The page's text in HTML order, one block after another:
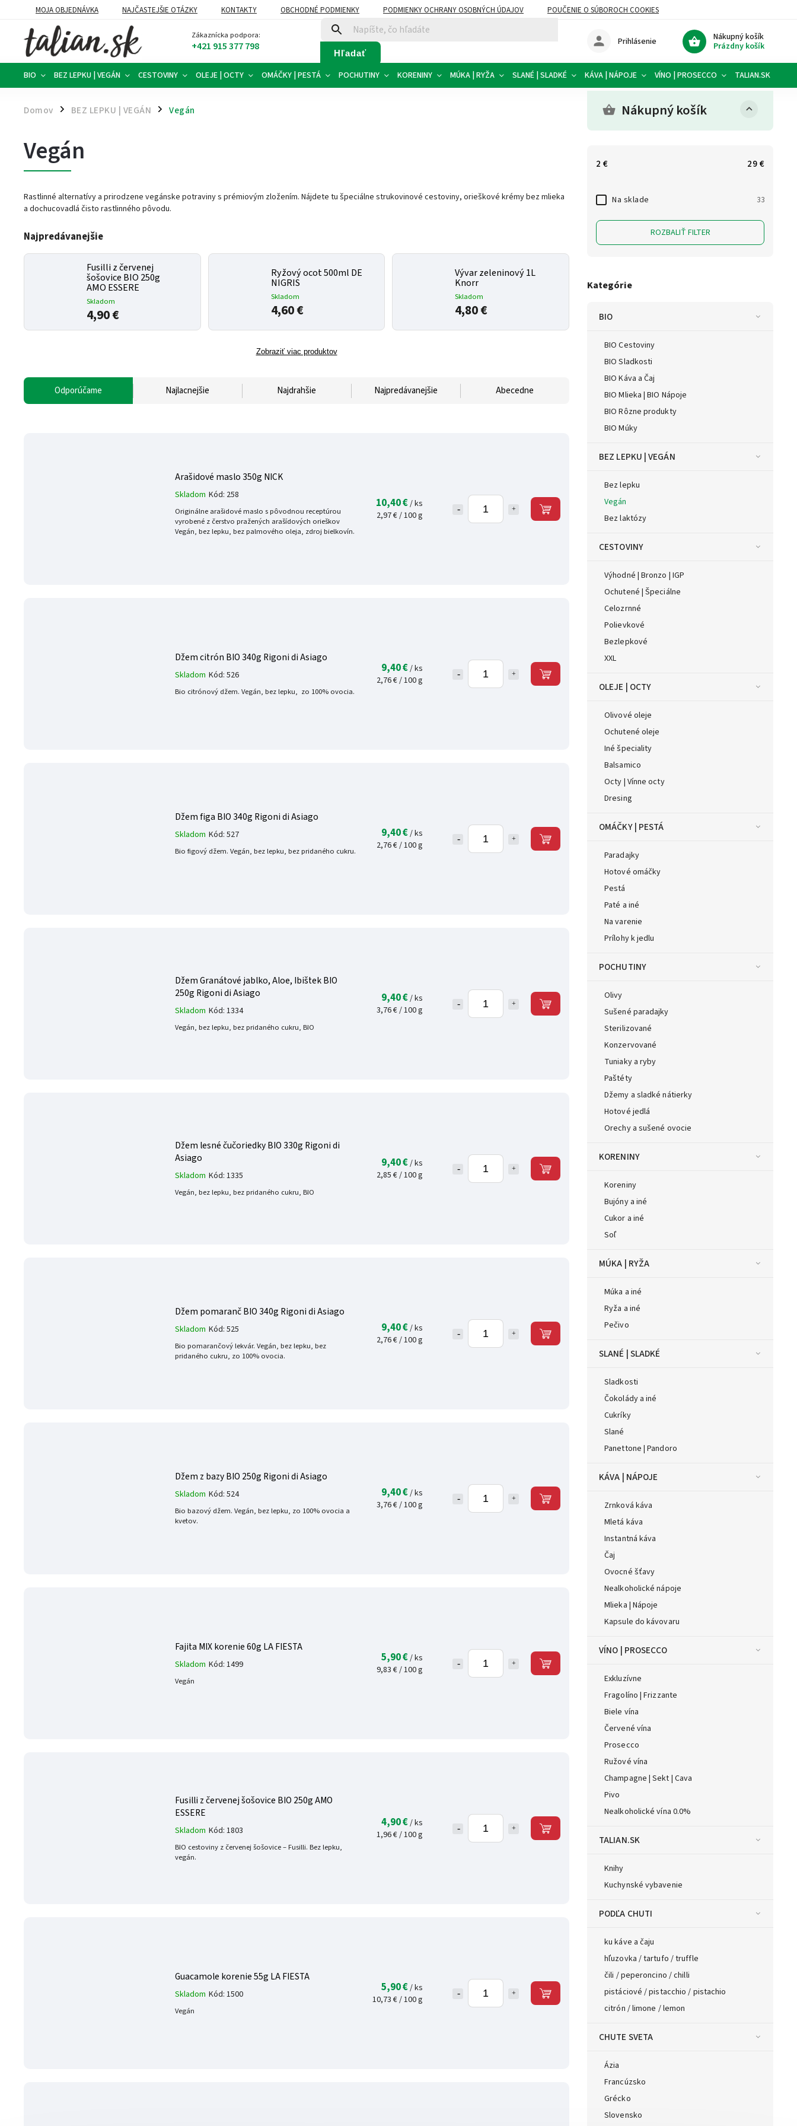
MOJA OBJEDNÁVKA NAJČASTEJŠIE OTÁZKY KONTAKTY OBCHODNÉ PODMIENKY PODMIENKY OCHRANY OSOBNÝCH ÚDAJOV
POUČENIE O SÚBOROCH COOKIES
FORMULÁR NA ODSTÚPENIE OD ZMLUVY
Zákaznícka podpora:
+421 915 377 798 Hľadať
Nákupný košík
Prázdny košík
Prihlásenie
BIO BEZ LEPKU | VEGÁN CESTOVINY OLEJE | OCTY OMÁČKY | PESTÁ POCHUTINY KORENINY MÚKA | RYŽA SLANÉ | SLADKÉ KÁVA | NÁPOJE VÍNO | PROSECCO TALIAN.SK
Domov / BEZ LEPKU | VEGÁN / Vegán Nákupný košík
2 € 29€
Na sklade 33
ROZBALIŤ FILTER
Kategórie
BIO
BIO Cestoviny
BIO Sladkosti
BIO Káva a Čaj
BIO Mlieka | BIO Nápoje
BIO Rôzne produkty
BIO Múky
BEZ LEPKU | VEGÁN
Bez lepku
Vegán
Bez laktózy
CESTOVINY
Výhodné | Bronzo | IGP
Ochutené | Špeciálne
Celozrnné
Polievkové
Bezlepkové
XXL
OLEJE | OCTY
Olivové oleje
Ochutené oleje
Iné špeciality
Balsamico
Octy | Vínne octy
Dresing
OMÁČKY | PESTÁ
Paradajky
Hotové omáčky
Pestá
Paté a iné
Na varenie
Prílohy k jedlu
POCHUTINY
Olivy
Sušené paradajky
Sterilizované
Konzervované
Tuniaky a ryby
Paštéty
Džemy a sladké nátierky
Hotové jedlá
Orechy a sušené ovocie
KORENINY
Koreniny
Bujóny a iné
Cukor a iné
Soľ
MÚKA | RYŽA
Múka a iné
Ryža a iné
Pečivo
SLANÉ | SLADKÉ
Sladkosti
Čokolády a iné
Cukríky
Slané
Panettone | Pandoro
KÁVA | NÁPOJE
Zrnková káva
Mletá káva
Instantná káva
Čaj
Ovocné šťavy
Nealkoholické nápoje
Mlieka | Nápoje
Kapsule do kávovaru
VÍNO | PROSECCO
Exkluzívne
Fragolíno | Frizzante
Biele vína
Červené vína
Prosecco
Ružové vína
Champagne | Sekt | Cava
Pivo
Nealkoholické vína 0.0%
TALIAN.SK
Knihy
Kuchynské vybavenie
PODĽA CHUTI
ku káve a čaju
hľuzovka / tartufo / truffle
čili / peperoncino / chilli
pistáciové / pistacchio / pistachio
citrón / limone / lemon
CHUTE SVETA
Ázia
Francúzsko
Grécko
Slovensko
Vegán
Rastlinné alternatívy a prirodzene vegánske potraviny s prémiovým zložením. Nájdete tu špeciálne strukovinové cestoviny, orieškové krémy bez mlieka
a dochucovadlá čisto rastlinného pôvodu.
Najpredávanejšie
Fusilli z červenej
šošovice BIO 250g
AMO ESSERE
Skladom
4,90 €
Ryžový ocot 500ml DE
NIGRIS
Skladom
4,60 €
Vývar zeleninový 1L
Knorr
Skladom
4,80 €
Zobraziť viac produktov
Odporúčame Najlacnejšie Najdrahšie Najpredávanejšie Abecedne
Arašidové maslo 350g NICK
Skladom Kód: 258
Originálne arašidové maslo s pôvodnou receptúrou
vyrobené z čerstvo pražených arašídových orieškov
Vegán, bez lepku, bez palmového oleja, zdroj bielkovín.
10,40 €/ ks
2,97 € / 100 g
Džem citrón BIO 340g Rigoni di Asiago
Skladom Kód: 526
Bio citrónový džem. Vegán, bez lepku, zo 100% ovocia.
9,40 €/ ks
2,76 € / 100 g
Džem figa BIO 340g Rigoni di Asiago
Skladom Kód: 527
Bio figový džem. Vegán, bez lepku, bez pridaného cukru.
9,40 €/ ks
2,76 € / 100 g
Džem Granátové jablko, Aloe, Ibištek BIO
250g Rigoni di Asiago
Skladom Kód: 1334
Vegán, bez lepku, bez pridaného cukru, BIO
9,40 €/ ks
3,76 € / 100 g
Džem lesné čučoriedky BIO 330g Rigoni di
Asiago
Skladom Kód: 1335
Vegán, bez lepku, bez pridaného cukru, BIO
9,40 €/ ks
2,85 € / 100 g
Džem pomaranč BIO 340g Rigoni di Asiago
Skladom Kód: 525
Bio pomarančový lekvár. Vegán, bez lepku, bez
pridaného cukru, zo 100% ovocia.
9,40 €/ ks
2,76 € / 100 g
Džem z bazy BIO 250g Rigoni di Asiago
Skladom Kód: 524
Bio bazový džem. Vegán, bez lepku, zo 100% ovocia a
kvetov.
9,40 €/ ks
3,76 € / 100 g
Fajita MIX korenie 60g LA FIESTA
Skladom Kód: 1499
Vegán
5,90 €/ ks
9,83 € / 100 g
Fusilli z červenej šošovice BIO 250g AMO
ESSERE
Skladom Kód: 1803
BIO cestoviny z červenej šošovice – Fusilli. Bez lepku,
vegán.
4,90 €/ ks
1,96 € / 100 g
Guacamole korenie 55g LA FIESTA
Skladom Kód: 1500
Vegán
5,90 €/ ks
10,73 € / 100 g